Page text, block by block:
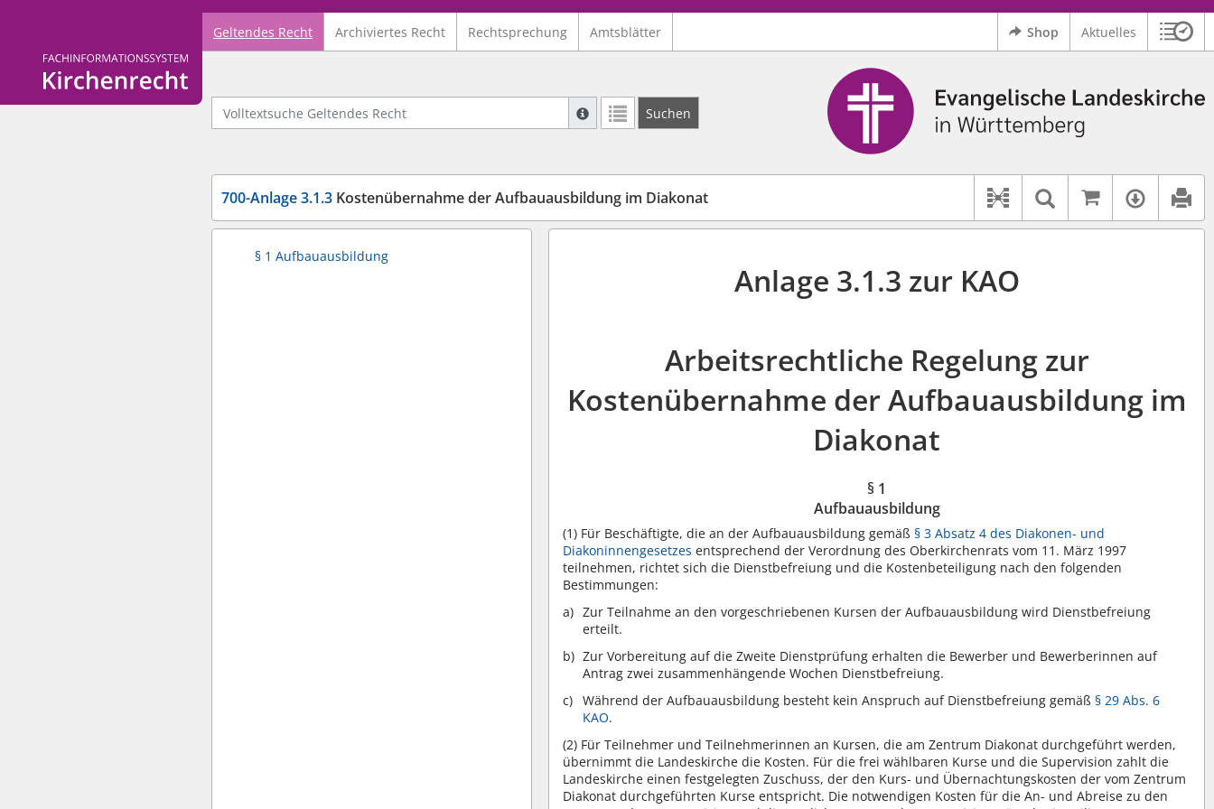
Logo Fachinformationssystem Kirchenrecht
Geltendes Recht Archiviertes Recht Rechtsprechung Amtsblätter Shop Aktuelles
Volltextsuche Geltendes Recht
Suche mit Platzhalter "*", Bsp. Pfarrer*, findet auch: "Pfarrerinitiative" oder "Pfarrerausschuss".
Weitere Suchoperatoren finden Sie in unserer Hilfe.
Suchen
Logo Ev. Landeskirche in Württemberg
700-Anlage 3.1.3 Kostenübernahme der Aufbauausbildung im Diakonat
Dokument-Beziehungen
Textsuche im
Auf
§ 1 Aufbauausbildung
Anlage 3.1.3 zur KAO
Arbeitsrechtliche Regelung zur
Kostenübernahme der Aufbauausbildung im
Diakonat
§ 1
Aufbauausbildung
(1) Für Beschäftigte, die an der Aufbauausbildung gemäß § 3 Absatz 4 des Diakonen- und
Diakoninnengesetzes entsprechend der Verordnung des Oberkirchenrats vom 11. März 1997
teilnehmen, richtet sich die Dienstbefreiung und die Kostenbeteiligung nach den folgenden
Bestimmungen:
Zur Teilnahme an den vorgeschriebenen Kursen der Aufbauausbildung wird Dienstbefreiung
erteilt.
Zur Vorbereitung auf die Zweite Dienstprüfung erhalten die Bewerber und Bewerberinnen auf
Antrag zwei zusammenhängende Wochen Dienstbefreiung.
Während der Aufbauausbildung besteht kein Anspruch auf Dienstbefreiung gemäß§ 29 Abs. 6
KAO.
(2) Für Teilnehmer und Teilnehmerinnen an Kursen, die am Zentrum Diakonat durchgeführt werden,
übernimmt die Landeskirche die Kosten. Für die frei wählbaren Kurse und die Supervision zahlt die
Landeskirche einen festgelegten Zuschuss, der den Kurs- und Übernachtungskosten der vom Zentrum
Diakonat durchgeführten Kurse entspricht. Die notwendigen Kosten für die An- und Abreise zu den